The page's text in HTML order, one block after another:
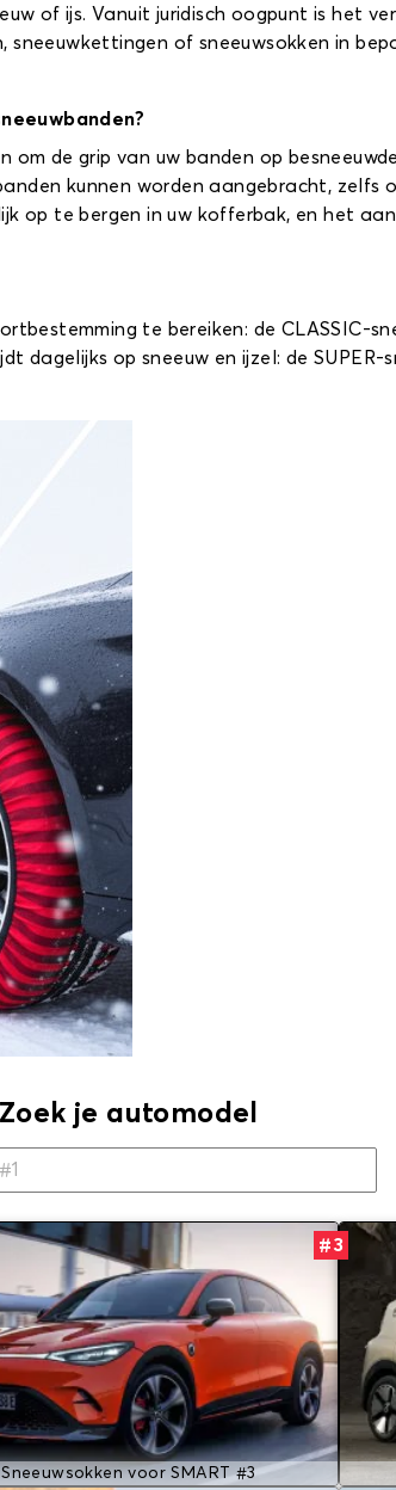
of ijs. Vanuit juridisch oogpunt is het
of sneeuwsokken in
de grip van uw banden op
kunnen worden aangebracht, zelfs
op te bergen in uw kofferbak, en het
te bereiken: de CLASSIC-
dagelijks op sneeuw en ijzel: de
Zoek je automodel
#3
Sneeuwsokken voor SMART #3